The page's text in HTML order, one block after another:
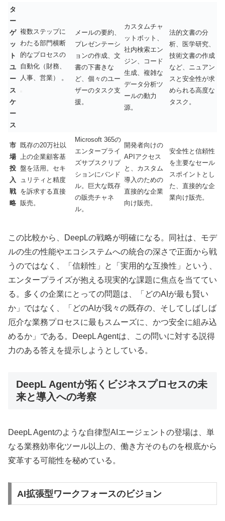
タ
ー
ゲ
ッ
ト
ユ
ー
ス
ケ
ー
ス
複数ステップに
わたる部門横断
的なプロセスの
自動化（財務、
人事、営業） 。
メールの要約、
プレゼンテーシ
ョンの作成、文
書の下書きな
ど、個々のユー
ザーのタスク支
援。
カスタムチャ
ットボット、
社内検索エン
ジン、コード
生成、複雑な
データ分析ツ
ールの動力
源。
法的文書の分
析、医学研究、
技術文書の作成
など、ニュアン
スと安全性が求
められる高度な
タスク。
市
場
投
入
戦
略
既存の20万社以
上の企業顧客基
盤を活用。セキ
ュリティと精度
を訴求する直接
販売。
Microsoft 365の
エンタープライ
ズサブスクリプ
ションにバンド
ル。巨大な既存
の販売チャネ
ル。
開発者向けの
APIアクセス
と、カスタム
導入のための
直接的な企業
向け販売。
安全性と信頼性
を主要なセール
スポイントとし
た、直接的な企
業向け販売。
この比較から、DeepLの戦略が明確になる。同社は、モデ
ルの生の性能やエコシステムへの統合の深さで正面から戦
うのではなく、「信頼性」と「実用的な互換性」という、
エンタープライズが抱える現実的な課題に焦点を当ててい
る。多くの企業にとっての問題は、「どのAIが最も賢い
か」ではなく、「どのAIが我々の既存の、そしてしばしば
厄介な業務プロセスに最もスムーズに、かつ安全に組み込
めるか」である。DeepL Agentは、この問いに対する説得
力のある答えを提示しようとしている。
DeepL Agentが拓くビジネスプロセスの未
来と導入への考察
DeepL Agentのような自律型AIエージェントの登場は、単
なる業務効率化ツール以上の、働き方そのものを根底から
変革する可能性を秘めている。
AI拡張型ワークフォースのビジョン